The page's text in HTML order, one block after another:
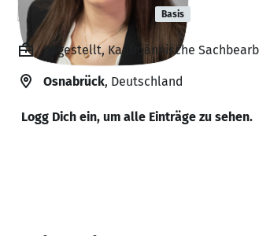
Luisa Masuch Basis
Angestellt, Kaufmännische
Osnabrück, Deutschland
Logg Dich ein, um alle Einträge zu sehen.